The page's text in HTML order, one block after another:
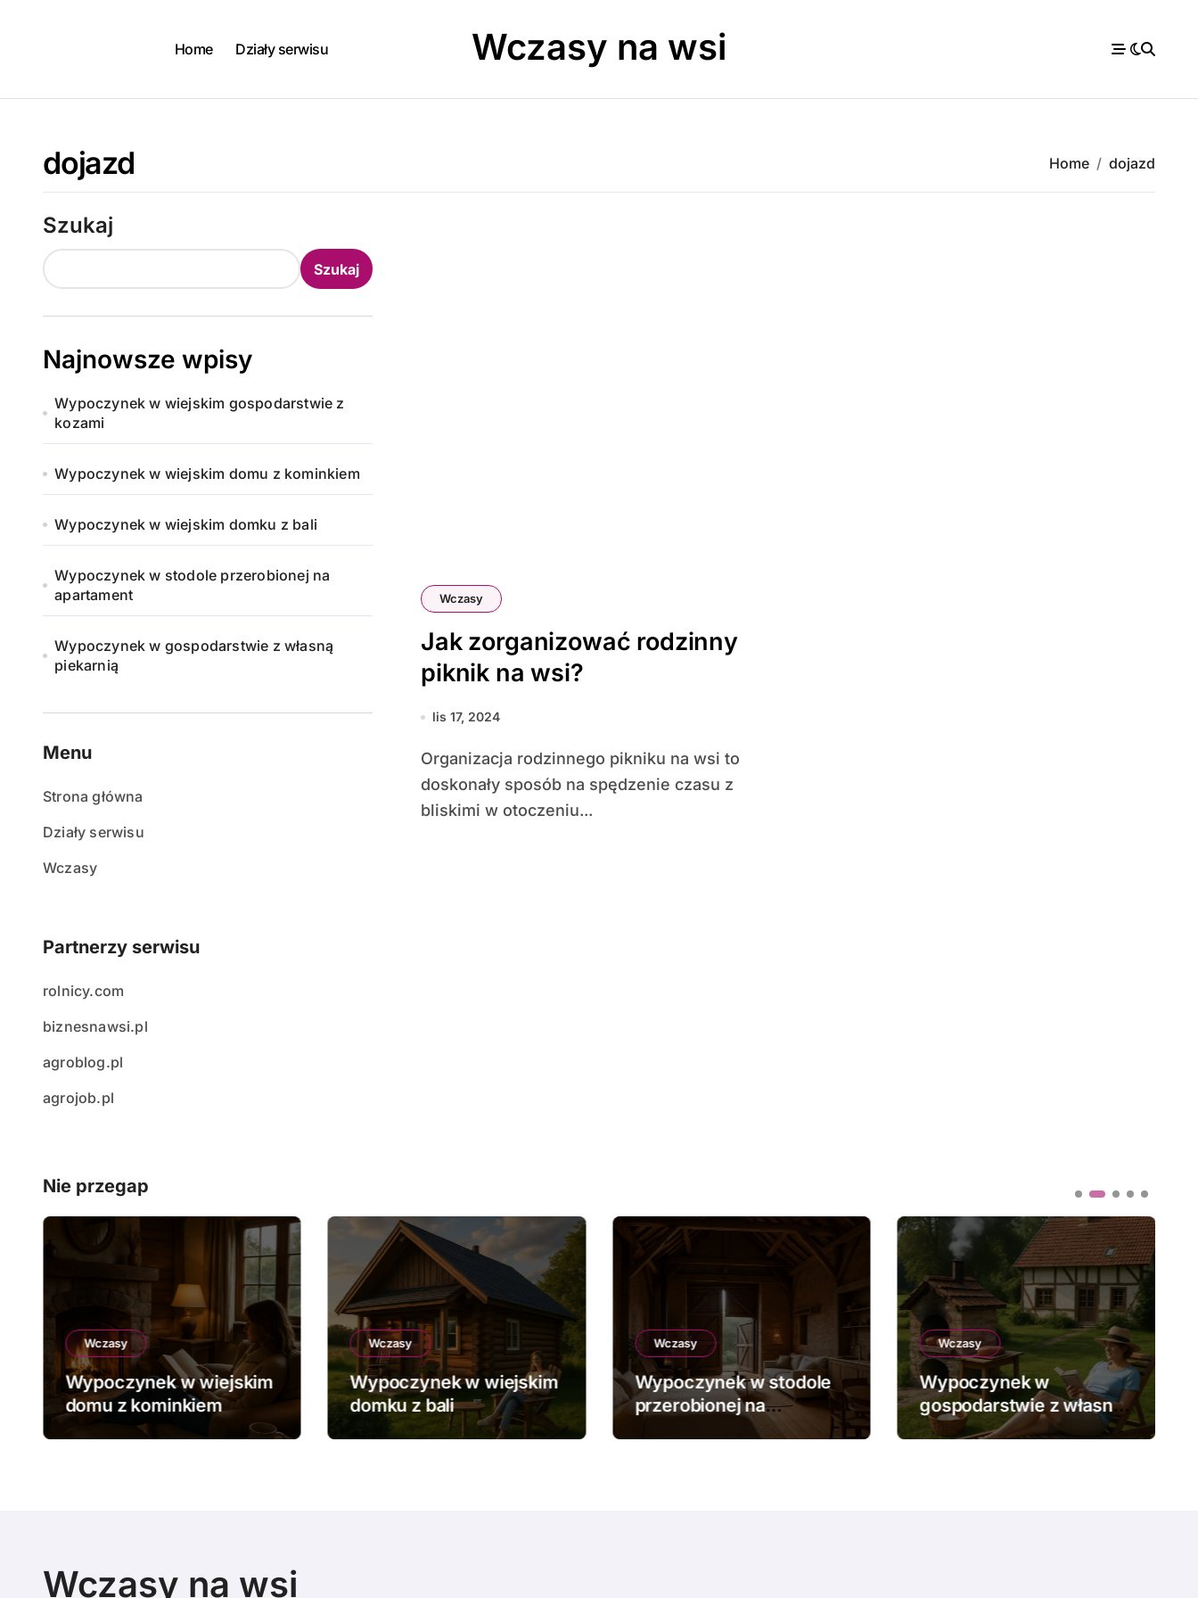
Home Działy serwisu Wczasy na wsi
dojazd Home dojazd
Szukaj
Szukaj
Najnowsze wpisy
Wypoczynek w wiejskim gospodarstwie z
kozami
Wypoczynek w wiejskim domu z kominkiem
Wypoczynek w wiejskim domku z bali
Wypoczynek w stodole przerobionej na
apartament
Wypoczynek w gospodarstwie z własną
piekarnią
Menu
Strona główna
Działy serwisu
Wczasy
Partnerzy serwisu
rolnicy.com
biznesnawsi.pl
agroblog.pl
agrojob.pl
Wczasy
Jak zorganizować rodzinny
piknik na wsi?
lis 17, 2024
Organizacja rodzinnego pikniku na wsi to
doskonały sposób na spędzenie czasu z
bliskimi w otoczeniu...
Nie przegap
Wczasy
Wypoczynek w wiejskim
domu z kominkiem
Wczasy
Wypoczynek w wiejskim
domku z bali
Wczasy
Wypoczynek w stodole
przerobionej na
Wczasy
Wypoczynek w
gospodarstwie z własną
piekarnią
Wczasy na wsi